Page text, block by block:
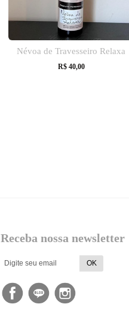
Névoa de Travesseiro Relaxa
R$ 40,00
Receba nossa newsletter